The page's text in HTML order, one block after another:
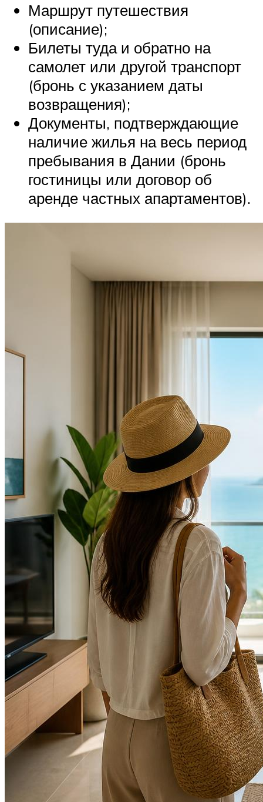
Маршрут путешествия
(описание);
Билеты туда и обратно на
самолет или другой транспорт
(бронь с указанием даты
возвращения);
Документы, подтверждающие
наличие жилья на весь период
пребывания в Дании (бронь
гостиницы или договор об
аренде частных апартаментов).